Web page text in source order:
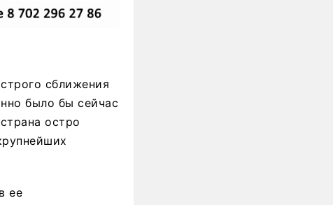
сближения
было бы сейчас
остро
ее